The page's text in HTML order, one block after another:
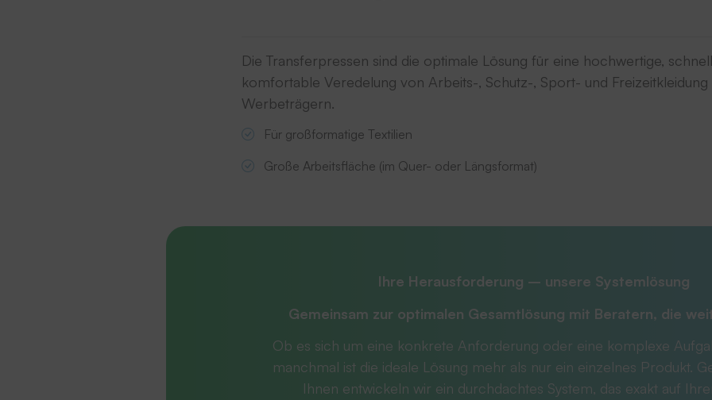
Die Transferpressen sind die optimale Lösung für eine hochwertige,
komfortable Veredelung von Arbeits-, Schutz-, Sport- und Freizeitkleidung
Werbeträgern.
Für großformatige Textilien
Große Arbeitsfläche (im Quer- oder Längsformat)
Ihre Herausforderung – unsere Systemlösung
Gemeinsam zur optimalen Gesamtlösung mit Beratern, die
Ob es sich um eine konkrete Anforderung oder eine komplexe
manchmal ist die ideale Lösung mehr als nur ein einzelnes Produkt.
Ihnen entwickeln wir ein durchdachtes System, das exakt auf